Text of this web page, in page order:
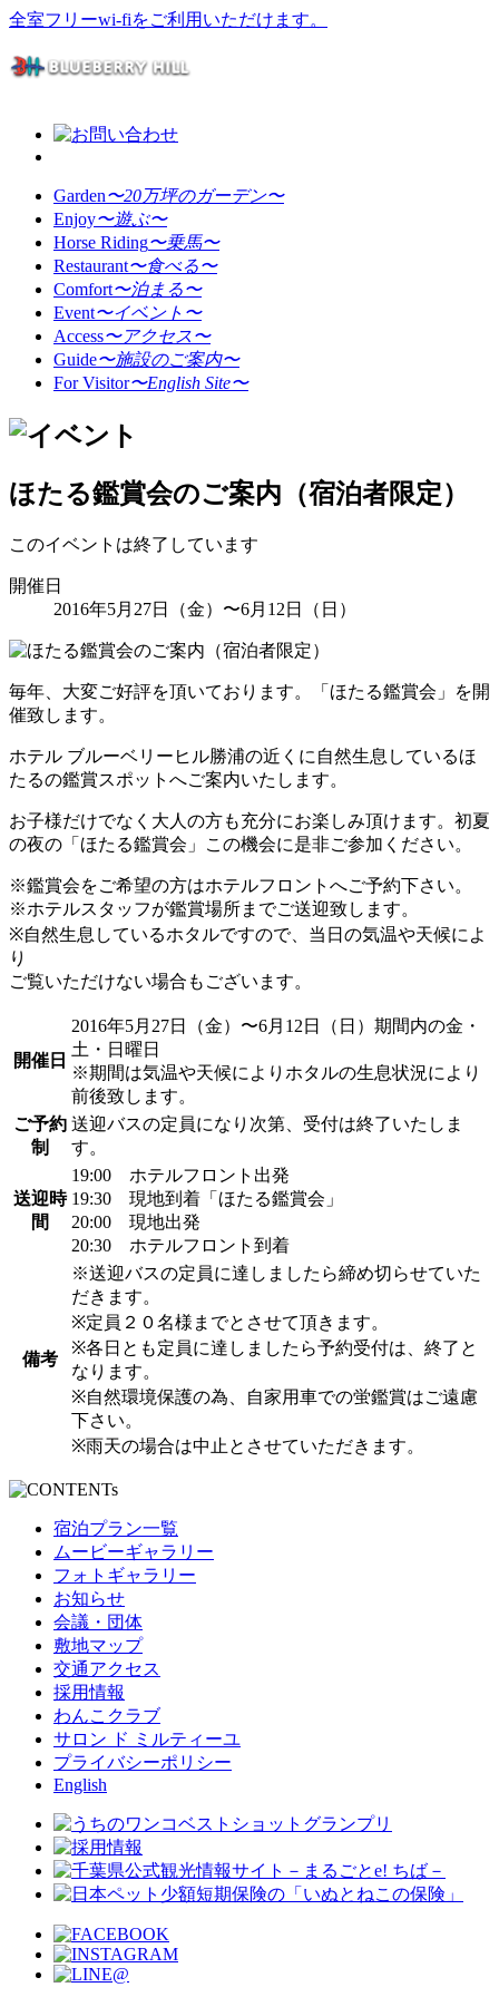
全室フリーwi-fiをご利用いただけます。
Garden〜20万坪のガーデン〜
Enjoy〜遊ぶ〜
Horse Riding〜乗馬〜
Restaurant〜食べる〜
Comfort〜泊まる〜
Event〜イベント〜
Access〜アクセス〜
Guide〜施設のご案内〜
For Visitor〜English Site〜
ほたる鑑賞会のご案内（宿泊者限定）
このイベントは終了しています
開催日
2016年5月27日（金）〜6月12日（日）
毎年、大変ご好評を頂いております。「ほたる鑑賞会」を開
催致します。
ホテル ブルーベリーヒル勝浦の近くに自然生息しているほ
たるの鑑賞スポットへご案内いたします。
お子様だけでなく大人の方も充分にお楽しみ頂けます。初夏
の夜の「ほたる鑑賞会」この機会に是非ご参加ください。
※鑑賞会をご希望の方はホテルフロントへご予約下さい。
※ホテルスタッフが鑑賞場所までご送迎致します。
※自然生息しているホタルですので、当日の気温や天候によ
り
ご覧いただけない場合もございます。
開催日
2016年5月27日（金）〜6月12日（日）期間内の金・
土・日曜日
※期間は気温や天候によりホタルの生息状況により
前後致します。
ご予約
制
送迎バスの定員になり次第、受付は終了いたしま
す。
送迎時
間
19:00 ホテルフロント出発
19:30 現地到着「ほたる鑑賞会」
20:00 現地出発
20:30 ホテルフロント到着
備考
※送迎バスの定員に達しましたら締め切らせていた
だきます。
※定員２０名様までとさせて頂きます。
※各日とも定員に達しましたら予約受付は、終了と
なります。
※自然環境保護の為、自家用車での蛍鑑賞はご遠慮
下さい。
※雨天の場合は中止とさせていただきます。
宿泊プラン一覧
ムービーギャラリー
フォトギャラリー
お知らせ
会議・団体
敷地マップ
交通アクセス
採用情報
わんこクラブ
サロン ド ミルティーユ
プライバシーポリシー
English